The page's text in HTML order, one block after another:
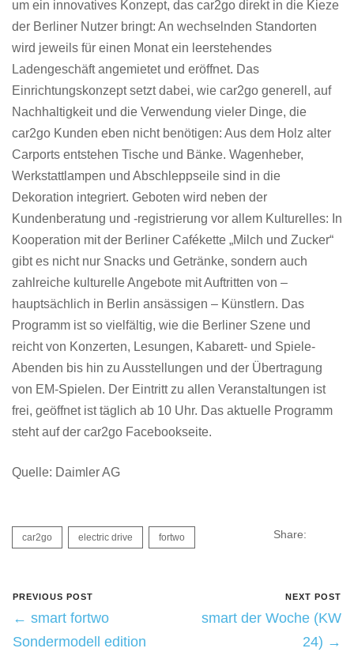
um ein innovatives Konzept, das car2go direkt in die Kieze
der Berliner Nutzer bringt: An wechselnden Standorten
wird jeweils für einen Monat ein leerstehendes
Ladengeschäft angemietet und eröffnet. Das
Einrichtungskonzept setzt dabei, wie car2go generell, auf
Nachhaltigkeit und die Verwendung vieler Dinge, die
car2go Kunden eben nicht benötigen: Aus dem Holz alter
Carports entstehen Tische und Bänke. Wagenheber,
Werkstattlampen und Abschleppseile sind in die
Dekoration integriert. Geboten wird neben der
Kundenberatung und -registrierung vor allem Kulturelles: In
Kooperation mit der Berliner Cafékette „Milch und Zucker“
gibt es nicht nur Snacks und Getränke, sondern auch
zahlreiche kulturelle Angebote mit Auftritten von –
hauptsächlich in Berlin ansässigen – Künstlern. Das
Programm ist so vielfältig, wie die Berliner Szene und
reicht von Konzerten, Lesungen, Kabarett- und Spiele-
Abenden bis hin zu Ausstellungen und der Übertragung
von EM-Spielen. Der Eintritt zu allen Veranstaltungen ist
frei, geöffnet ist täglich ab 10 Uhr. Das aktuelle Programm
steht auf der car2go Facebookseite.
Quelle: Daimler AG
car2go electric drive fortwo Share:
PREVIOUS POST
← smart fortwo
Sondermodell edition
NEXT POST
smart der Woche (KW
24) →